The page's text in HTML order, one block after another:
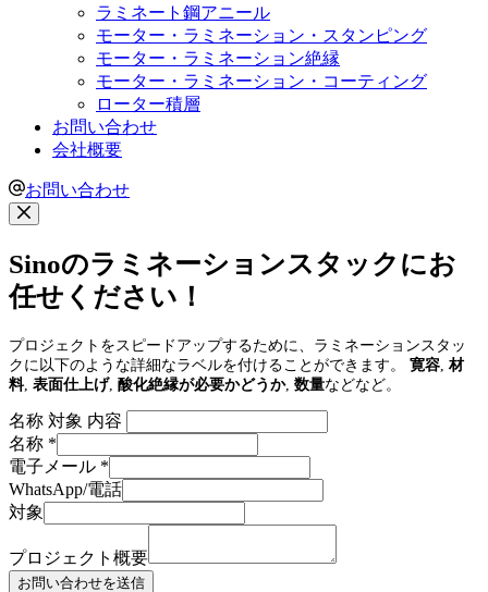
ラミネート鋼アニール
モーター・ラミネーション・スタンピング
モーター・ラミネーション絶縁
モーター・ラミネーション・コーティング
ローター積層
お問い合わせ
会社概要
お問い合わせ
Sinoのラミネーションスタックにお
任せください！
プロジェクトをスピードアップするために、ラミネーションスタッ
クに以下のような詳細なラベルを付けることができます。 寛容 材
料, 表面仕上げ, 酸化絶縁が必要かどうか, 数量などなど。
名称 対象 内容
名称 *
電子メール *
WhatsApp/電話
対象
プロジェクト概要
お問い合わせを送信